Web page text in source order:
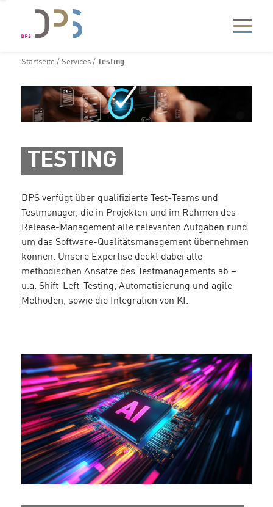
Startseite / Services / Testing
TESTING
DPS verfügt über qualifizierte Test-Teams und
Testmanager, die in Projekten und im Rahmen des
Release-Management alle relevanten Aufgaben rund
um das Software-Qualitätsmanagement übernehmen
können. Unsere Expertise deckt dabei alle
methodischen Ansätze des Testmanagements ab –
u.a. Shift-Left-Testing, Automatisierung und agile
Methoden, sowie die Integration von KI.